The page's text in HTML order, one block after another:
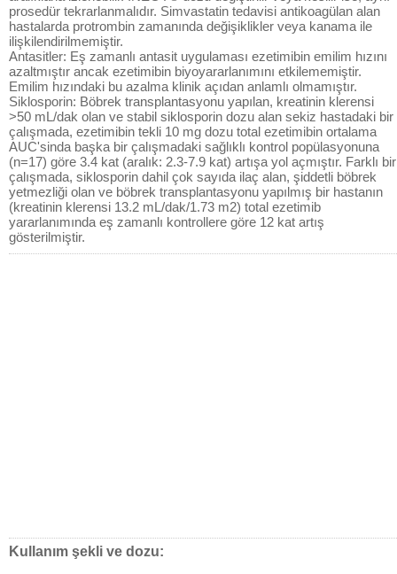
prosedür tekrarlanmalıdır. Simvastatin tedavisi antikoagülan alan
hastalarda protrombin zamanında değişiklikler veya kanama ile
ilişkilendirilmemiştir.
Antasitler: Eş zamanlı antasit uygulaması ezetimibin emilim hızını
azaltmıştır ancak ezetimibin biyoyararlanımını etkilememiştir.
Emilim hızındaki bu azalma klinik açıdan anlamlı olmamıştır.
Siklosporin: Böbrek transplantasyonu yapılan, kreatinin klerensi
>50 mL/dak olan ve stabil siklosporin dozu alan sekiz hastadaki bir
çalışmada, ezetimibin tekli 10 mg dozu total ezetimibin ortalama
AUC'sinda başka bir çalışmadaki sağlıklı kontrol popülasyonuna
(n=17) göre 3.4 kat (aralık: 2.3-7.9 kat) artışa yol açmıştır. Farklı bir
çalışmada, siklosporin dahil çok sayıda ilaç alan, şiddetli böbrek
yetmezliği olan ve böbrek transplantasyonu yapılmış bir hastanın
(kreatinin klerensi 13.2 mL/dak/1.73 m2) total ezetimib
yararlanımında eş zamanlı kontrollere göre 12 kat artış
gösterilmiştir.
Kullanım şekli ve dozu: